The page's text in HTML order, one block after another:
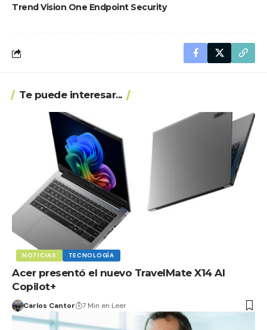
Trend Vision One Endpoint Security
Te puede interesar...
NOTICIAS TECNOLOGÍA
Acer presentó el nuevo TravelMate X14 AI
Copilot+
Carlos Cantor 7 Min en Leer